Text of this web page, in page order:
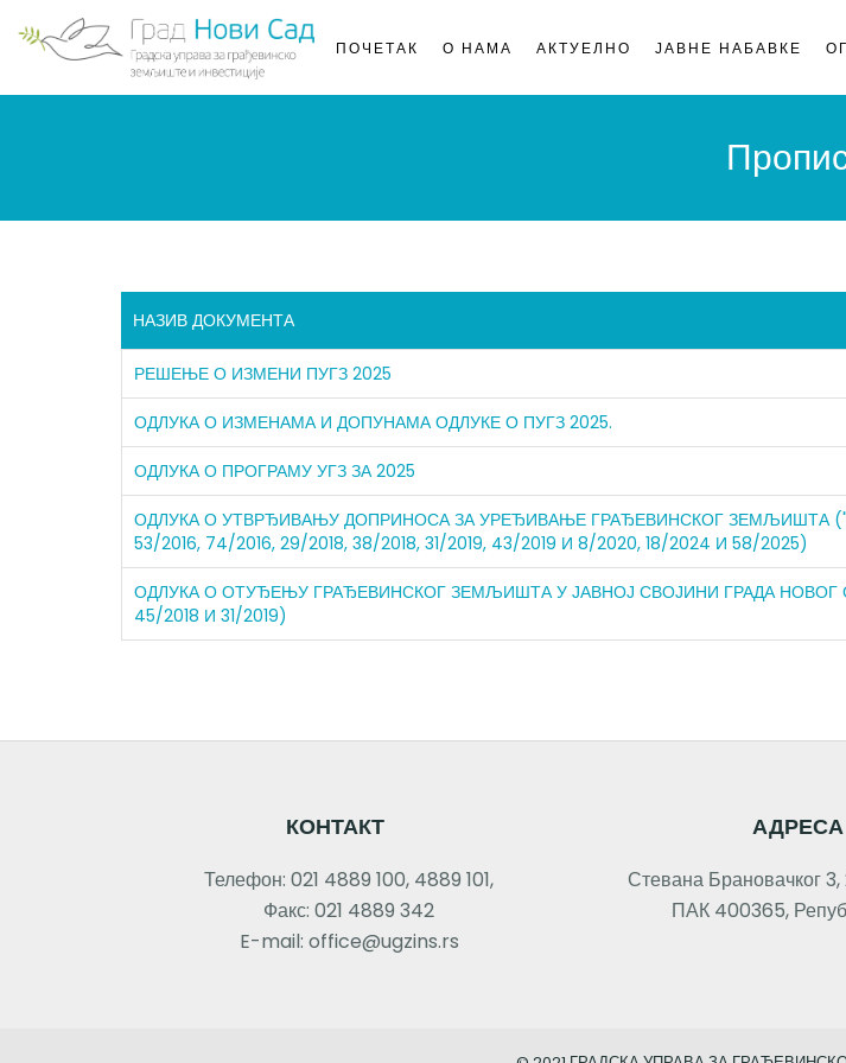
Main
ПОЧЕТАК О НАМА АКТУЕЛНО ЈАВНЕ НАБАВКЕ
НАЗИВ ДОКУМЕНТА
РЕШЕЊЕ О ИЗМЕНИ ПУГЗ 2025
ОДЛУКА О ИЗМЕНАМА И ДОПУНАМА ОДЛУКЕ О ПУГЗ 2025.
ОДЛУКА О ПРОГРАМУ УГЗ ЗА 2025
ОДЛУКА О УТВРЂИВАЊУ ДОПРИНОСА ЗА УРЕЂИВАЊЕ ГРАЂЕВИНСКОГ ЗЕМЉИШТА
53/2016, 74/2016, 29/2018, 38/2018, 31/2019, 43/2019 И 8/2020, 18/2024 И 58/2025)
ОДЛУКА О ОТУЂЕЊУ ГРАЂЕВИНСКОГ ЗЕМЉИШТА У ЈАВНОЈ СВОЈИНИ ГРАДА НОВОГ
45/2018 И 31/2019)
КОНТАКТ
Телефон: 021 4889 100, 4889 101,
Факс: 021 4889 342
E-mail: office@ugzins.rs
АДРЕСА
Стевана Брановачког
ПАК 400365,